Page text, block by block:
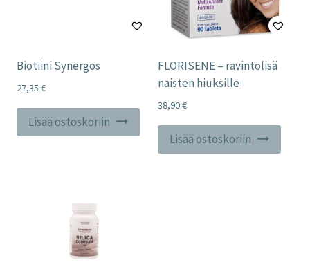
Biotiini Synergos
27,35 €
Lisää ostoskoriin
FLORISENE – ravintolisä
naisten hiuksille
38,90€
Lisää ostoskoriin